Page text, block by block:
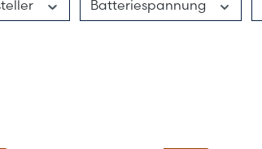
Batteriespannung